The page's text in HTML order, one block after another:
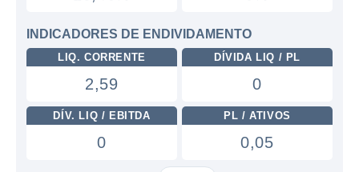
INDICADORES DE ENDIVIDAMENTO
LIQ. CORRENTE
2,59
DÍVIDA LIQ / PL
0
DÍV. LIQ / EBITDA
0
PL / ATIVOS
0,05